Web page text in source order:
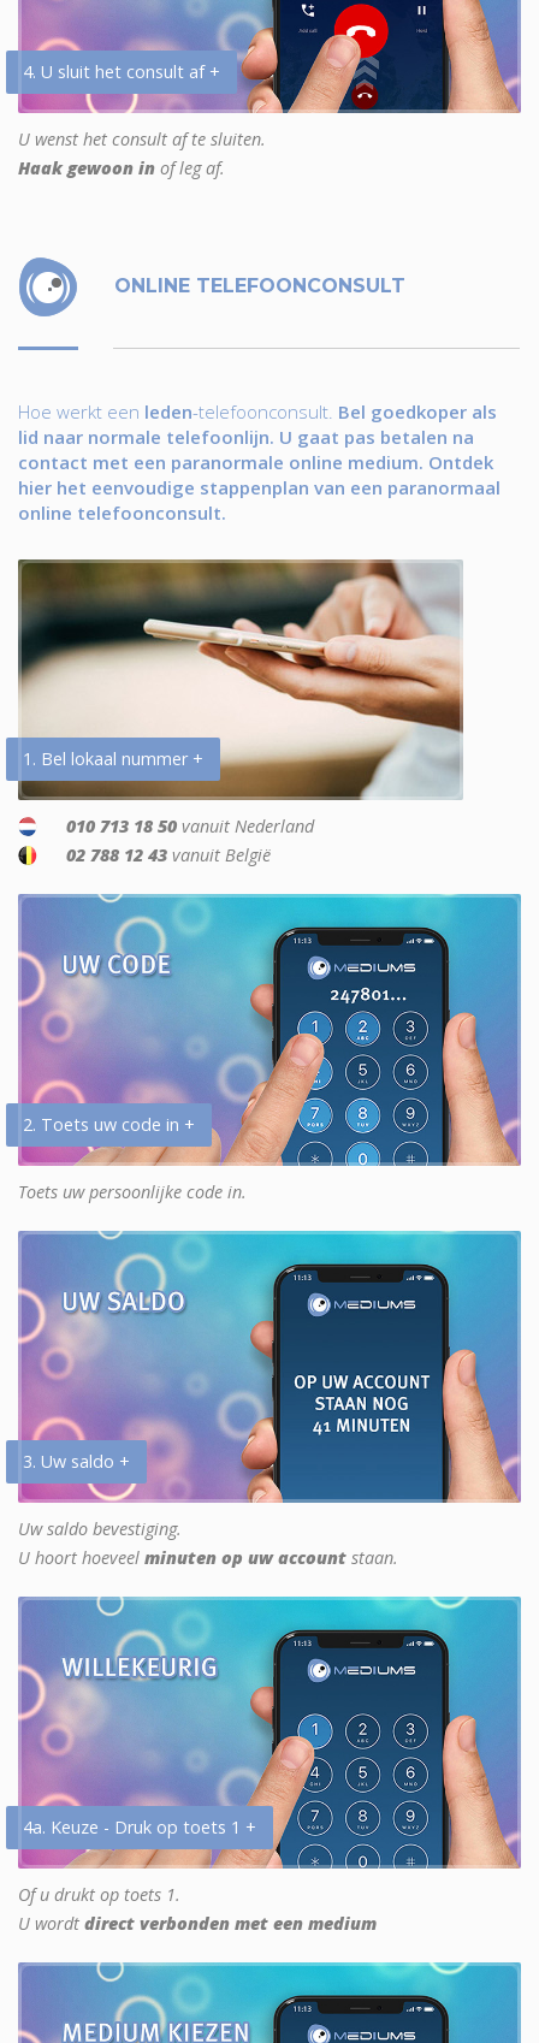
4. U sluit het consult af +
U wenst het consult af te sluiten.
Haak gewoon in of leg af.
ONLINE TELEFOONCONSULT
Hoe werkt een leden-telefoonconsult. Bel goedkoper als
lid naar normale telefoonlijn. U gaat pas betalen na
contact met een paranormale online medium. Ontdek
hier het eenvoudige stappenplan van een paranormaal
online telefoonconsult.
1. Bel lokaal nummer +
010 713 18 50 vanuit Nederland
02 788 12 43 vanuit België
2. Toets uw code in +
Toets uw persoonlijke code in.
3. Uw saldo +
Uw saldo bevestiging.
U hoort hoeveel minuten op uw account staan.
4a. Keuze - Druk op toets 1 +
Of u drukt op toets 1.
U wordt direct verbonden met een medium